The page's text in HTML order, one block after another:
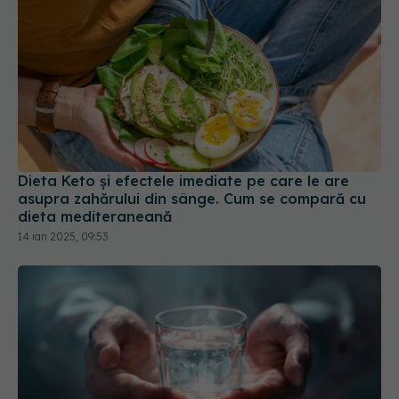
Dieta Keto și efectele imediate pe care le are
asupra zahărului din sânge. Cum se compară cu
dieta mediteraneană
14 ian 2025, 09:53